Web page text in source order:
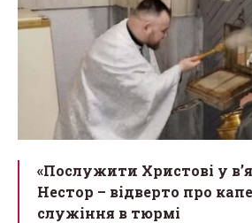
«Послужити Христові у
Нестор – відверто про
служіння в тюрмі